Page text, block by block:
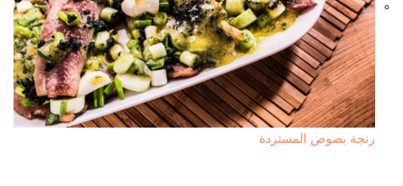
رنجة بصوص المستردة